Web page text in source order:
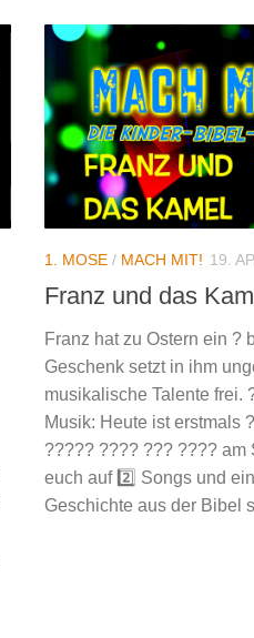
1. MOSE / MACH MIT! 19.
Franz und das
Franz hat zu Ostern ein ?
Geschenk setzt in ihm
musikalische Talente frei.
Musik: Heute ist erstmals
????? ???? ??? ???? am
euch auf 2️⃣ Songs und
Geschichte aus der Bibel